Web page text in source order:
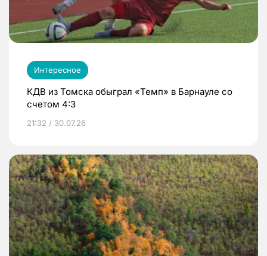
Интересное
КДВ из Томска обыграл «Темп» в Барнауле со
счетом 4:3
21:32 / 30.07.26